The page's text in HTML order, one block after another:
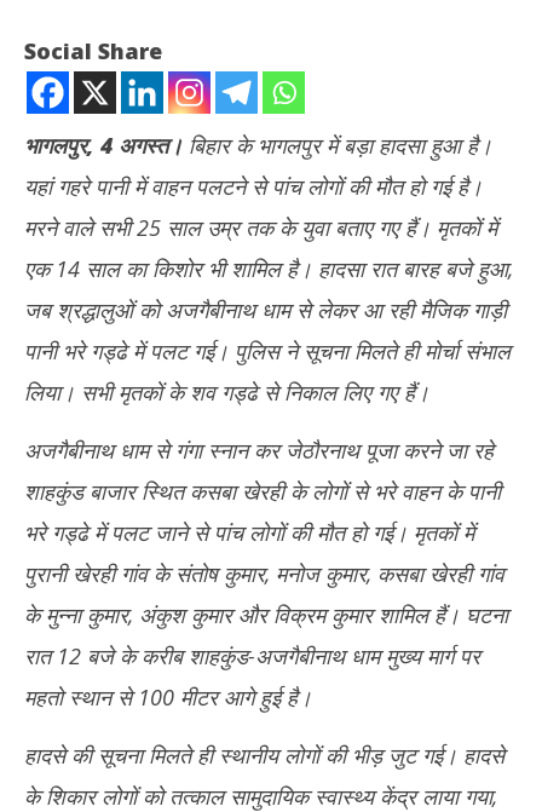
NOW VIEWING
बिहार के भागलपुर में बड़ा हादसा: करंट की चपेट में आने के बाद गड्ढे में जा गिरी DJ
वैन, 5 की दर्दनाक मौत, कई घायल
August
4,
2025
Social Share
भागलपुर, 4 अगस्त। बिहार के भागलपुर में बड़ा हादसा हुआ है।
यहां गहरे पानी में वाहन पलटने से पांच लोगों की मौत हो गई है।
मरने वाले सभी 25 साल उम्र तक के युवा बताए गए हैं। मृतकों में
एक 14 साल का किशोर भी शामिल है। हादसा रात बारह बजे हुआ,
जब श्रद्धालुओं को अजगैबीनाथ धाम से लेकर आ रही मैजिक गाड़ी
पानी भरे गड्ढे में पलट गई। पुलिस ने सूचना मिलते ही मोर्चा संभाल
लिया। सभी मृतकों के शव गड्ढे से निकाल लिए गए हैं।
अजगैबीनाथ धाम से गंगा स्नान कर जेठौरनाथ पूजा करने जा रहे
शाहकुंड बाजार स्थित कसबा खेरही के लोगों से भरे वाहन के पानी
भरे गड्ढे में पलट जाने से पांच लोगों की मौत हो गई। मृतकों में
पुरानी खेरही गांव के संतोष कुमार, मनोज कुमार, कसबा खेरही गांव
के मुन्ना कुमार, अंकुश कुमार और विक्रम कुमार शामिल हैं। घटना
रात 12 बजे के करीब शाहकुंड-अजगैबीनाथ धाम मुख्य मार्ग पर
महतो स्थान से 100 मीटर आगे हुई है।
हादसे की सूचना मिलते ही स्थानीय लोगों की भीड़ जुट गई। हादसे
के शिकार लोगों को तत्काल सामुदायिक स्वास्थ्य केंद्र लाया गया,